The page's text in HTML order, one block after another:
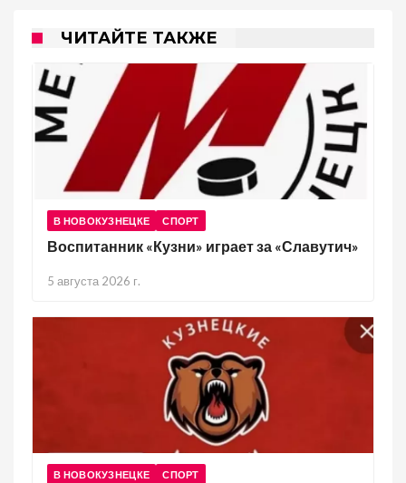
ЧИТАЙТЕ ТАКЖЕ
В НОВОКУЗНЕЦКЕ СПОРТ
Воспитанник «Кузни» играет за «Славутич»
5 августа 2026 г.
В НОВОКУЗНЕЦКЕ СПОРТ